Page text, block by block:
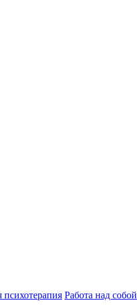
психотерапия Работа над собой